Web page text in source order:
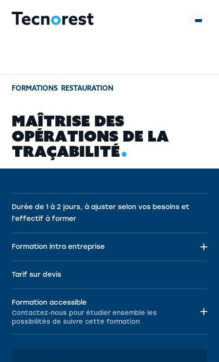
RÉFÉRENCES
CONTACT
FORMATIONS/ RESTAURATION
MAÎTRISE DES
OPÉRATIONS DE LA
TRAÇABILITÉ
Durée de 1 à 2 jours, à ajuster selon vos besoins et
l'effectif à former
Formation intra entreprise
Tarif sur devis
Formation accessible
Contactez-nous pour étudier ensemble les
possibilités de suivre cette formation